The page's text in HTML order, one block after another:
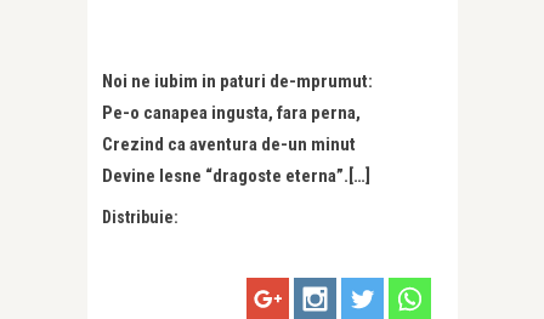
Noi ne iubim in paturi de-mprumut:
Pe-o canapea ingusta, fara perna,
Crezind ca aventura de-un minut
Devine lesne “dragoste eterna”.[…]
Distribuie: